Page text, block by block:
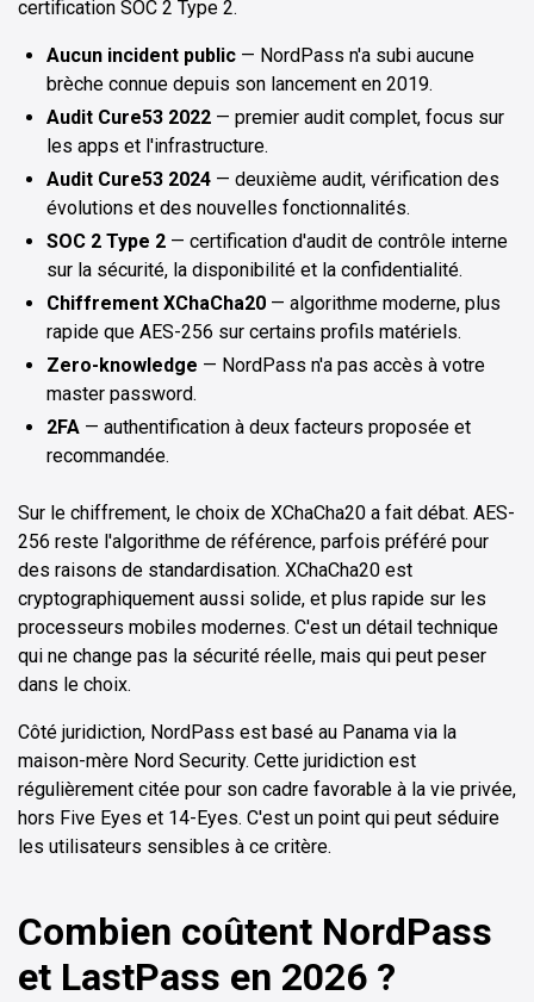
certification SOC 2 Type 2.
Aucun incident public — NordPass n'a subi aucune
brèche connue depuis son lancement en 2019.
Audit Cure53 2022 — premier audit complet, focus sur
les apps et l'infrastructure.
Audit Cure53 2024 — deuxième audit, vérification des
évolutions et des nouvelles fonctionnalités.
SOC 2 Type 2 — certification d'audit de contrôle interne
sur la sécurité, la disponibilité et la confidentialité.
Chiffrement XChaCha20 — algorithme moderne, plus
rapide que AES-256 sur certains profils matériels.
Zero-knowledge — NordPass n'a pas accès à votre
master password.
2FA — authentification à deux facteurs proposée et
recommandée.
Sur le chiffrement, le choix de XChaCha20 a fait débat. AES-
256 reste l'algorithme de référence, parfois préféré pour
des raisons de standardisation. XChaCha20 est
cryptographiquement aussi solide, et plus rapide sur les
processeurs mobiles modernes. C'est un détail technique
qui ne change pas la sécurité réelle, mais qui peut peser
dans le choix.
Côté juridiction, NordPass est basé au Panama via la
maison-mère Nord Security. Cette juridiction est
régulièrement citée pour son cadre favorable à la vie privée,
hors Five Eyes et 14-Eyes. C'est un point qui peut séduire
les utilisateurs sensibles à ce critère.
Combien coûtent NordPass
et LastPass en 2026 ?